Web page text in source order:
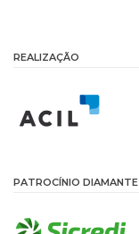
REALIZAÇÃO
PATROCÍNIO DIAMANTE